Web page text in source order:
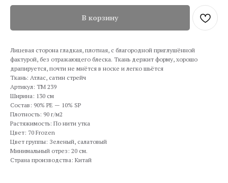
В корзину
Лицевая сторона гладкая, плотная, с благородной приглушённой
фактурой, без отражающего блеска. Ткань держит форму, хорошо
драпируется, почти не мнётся в носке и легко шьётся
Ткань: Атлас, сатин стрейч
Артикул: TM 239
Ширина: 130 см
Состав: 90% PE — 10% SP
Плотность: 90 г/м2
Растяжимость: По нити утка
Цвет: 70 Frozen
Цвет группы: Зеленый, салатовый
Минимальный отрез: 20 см.
Страна производства: Китай